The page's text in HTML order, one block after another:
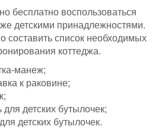
бесплатно воспользоваться
детскими принадлежностями.
составить список необходимых
коттеджа.
манеж;
к раковине;
детских бутылочек;
детских бутылочек.